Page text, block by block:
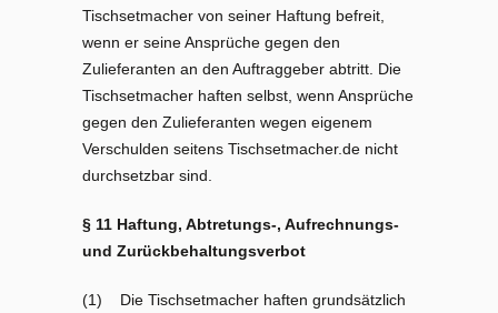
Tischsetmacher von seiner Haftung befreit,
wenn er seine Ansprüche gegen den
Zulieferanten an den Auftraggeber abtritt. Die
Tischsetmacher haften selbst, wenn Ansprüche
gegen den Zulieferanten wegen eigenem
Verschulden seitens Tischsetmacher.de nicht
durchsetzbar sind.
§ 11 Haftung, Abtretungs-, Aufrechnungs-
und Zurückbehaltungsverbot
(1) Die Tischsetmacher haften grundsätzlich